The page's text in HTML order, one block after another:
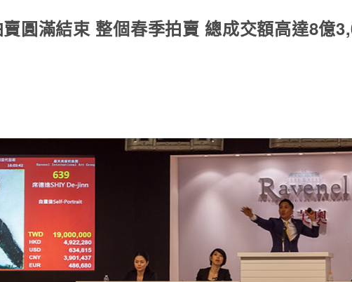
圓滿結束 整個春季拍賣 總成交額高達8億